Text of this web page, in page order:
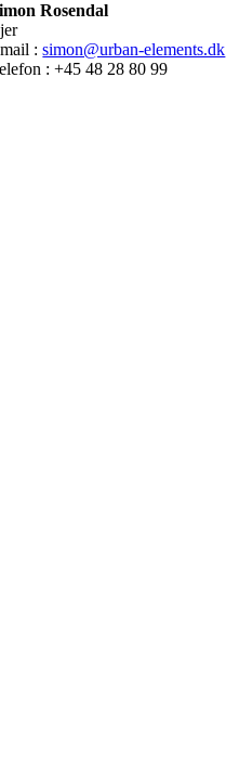
Rosendal
:simon@urban-elements.dk
: +45 48 28 80 99